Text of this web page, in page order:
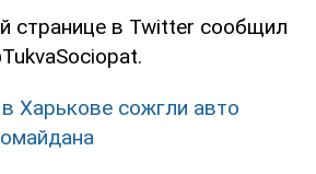
странице в Twitter сообщил
Харькове сожгли авто